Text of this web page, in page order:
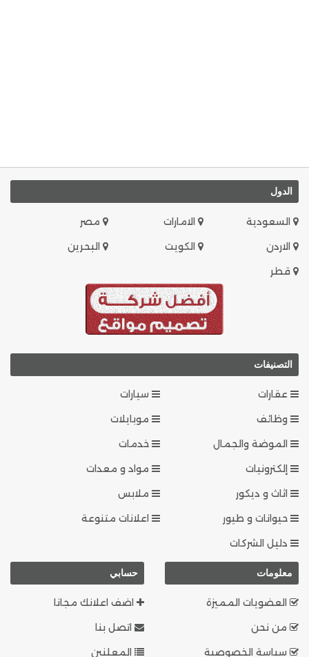
الدول
السعودية الامارات
مصر
الاردن
الكويت
البحرين
قطر
التصنيفات
عقارات
سيارات
وظائف
موبايلات
الموضة والجمال
خدمات
إلكترونيات
مواد و معدات
اثاث و ديكور
ملابس
حيوانات و طيور
اعلانات متنوعة
دليل الشركات
معلومات
العضويات المميزة
من نحن
سياسة الخصوصية
حسابي
اضف اعلانك مجانا
اتصل بنا
المعلنين